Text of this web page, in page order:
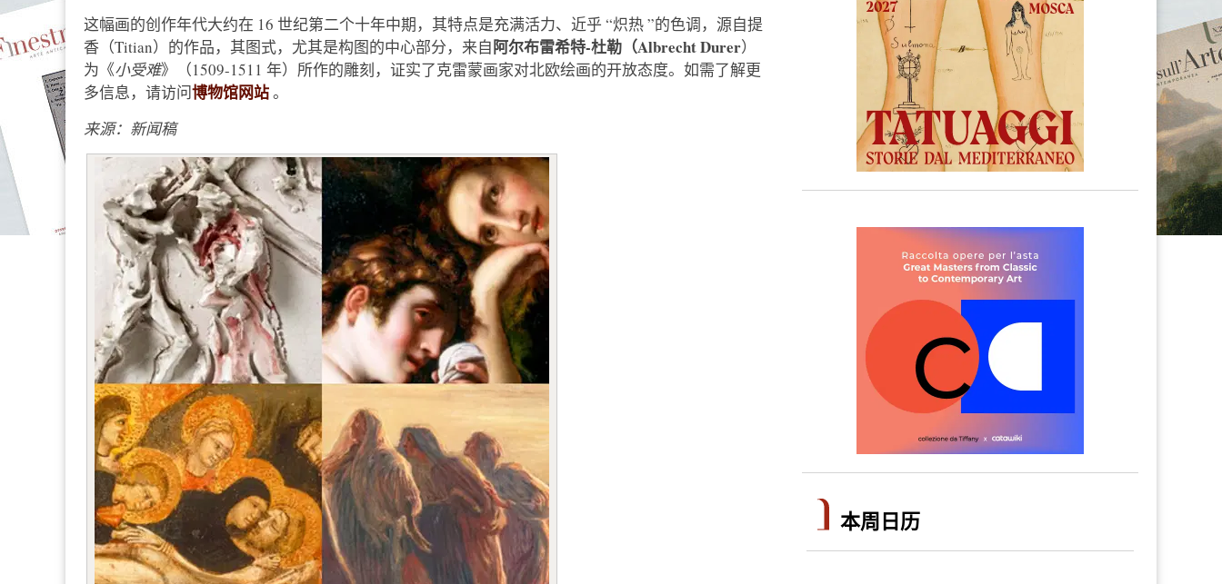
这幅画的创作年代大约在 16 世纪第二个十年中期，其特点是充满活力、近乎 “炽热 ”的色调，源自提
香（Titian）的作品，其图式，尤其是构图的中心部分，来自阿尔布雷希特-杜勒（Albrecht Durer）
为《小受难》（1509-1511 年）所作的雕刻，证实了克雷蒙画家对北欧绘画的开放态度。如需了解更
多信息，请访问博物馆网站。
来源：新闻稿
本周日历